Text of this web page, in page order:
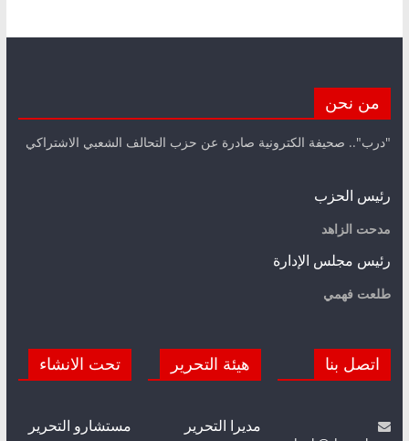
من نحن
"درب".. صحيفة الكترونية صادرة عن حزب التحالف الشعبي الاشتراكي
رئيس الحزب
مدحت الزاهد
رئيس مجلس الإدارة
طلعت فهمي
اتصل بنا هيئة التحرير
مديرا التحرير
تحت الانشاء
مستشارو التحرير